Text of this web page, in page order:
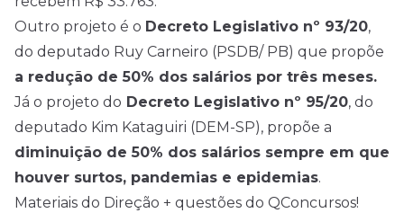
Outro projeto é o Decreto Legislativo nº 93/20,
do deputado Ruy Carneiro (PSDB/ PB) que propõe
a redução de 50% dos salários por três meses.
Já o projeto do Decreto Legislativo nº 95/20, do
deputado Kim Kataguiri (DEM-SP), propõe a
diminuição de 50% dos salários sempre em que
houver surtos, pandemias e epidemias.
Materiais do Direção + questões do QConcursos!